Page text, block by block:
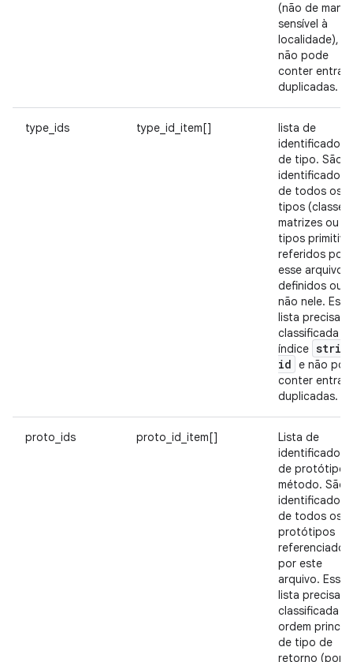
(não de
sensível à
localidade), e
não pode
conter
duplicadas.
type_ids type_id_item[]
lista de
de tipo. São
de todos os
tipos (classes,
matrizes ou
tipos
referidos por
esse arquivo,
definidos ou
não nele. Essa
lista precisa
classificada
índice
id e não
conter
duplicadas.
proto_ids proto_id_item[]
Lista de
de protótipo
método. São
de todos os
protótipos
referenciados
por este
arquivo. Essa
lista precisa
classificada
ordem
de tipo de
retorno (por